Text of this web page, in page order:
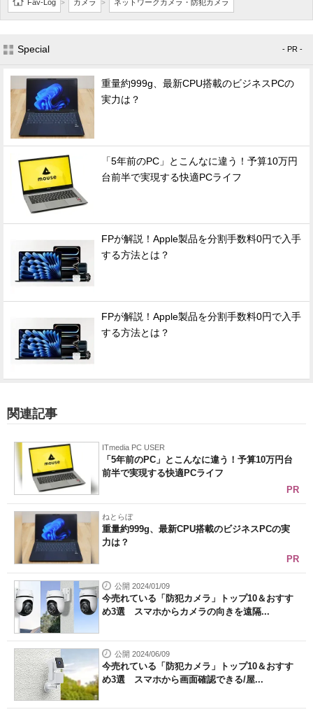
Fav-Log > カメラ > ネットワークカメラ・防犯カメラ
Special - PR -
重量約999g、最新CPU搭載のビジネスPCの
実力は？
「5年前のPC」とこんなに違う！予算10万円
台前半で実現する快適PCライフ
FPが解説！Apple製品を分割手数料0円で入手
する方法とは？
FPが解説！Apple製品を分割手数料0円で入手
する方法とは？
関連記事
ITmedia PC USER
「5年前のPC」とこんなに違う！予算10万円台
前半で実現する快適PCライフ
PR
ねとらぼ
重量約999g、最新CPU搭載のビジネスPCの実
力は？
PR
公開 2024/01/09
今売れている「防犯カメラ」トップ10＆おすす
め3選 スマホからカメラの向きを遠隔...
公開 2024/06/09
今売れている「防犯カメラ」トップ10＆おすす
め3選 スマホから画面確認できる/屋...